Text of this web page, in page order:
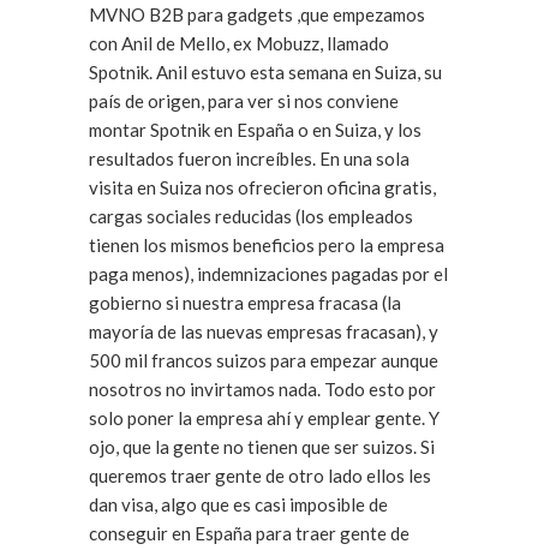
MVNO B2B para gadgets ,que empezamos
con Anil de Mello, ex Mobuzz, llamado
Spotnik. Anil estuvo esta semana en Suiza, su
país de origen, para ver si nos conviene
montar Spotnik en España o en Suiza, y los
resultados fueron increíbles. En una sola
visita en Suiza nos ofrecieron oficina gratis,
cargas sociales reducidas (los empleados
tienen los mismos beneficios pero la empresa
paga menos), indemnizaciones pagadas por el
gobierno si nuestra empresa fracasa (la
mayoría de las nuevas empresas fracasan), y
500 mil francos suizos para empezar aunque
nosotros no invirtamos nada. Todo esto por
solo poner la empresa ahí y emplear gente. Y
ojo, que la gente no tienen que ser suizos. Si
queremos traer gente de otro lado ellos les
dan visa, algo que es casi imposible de
conseguir en España para traer gente de